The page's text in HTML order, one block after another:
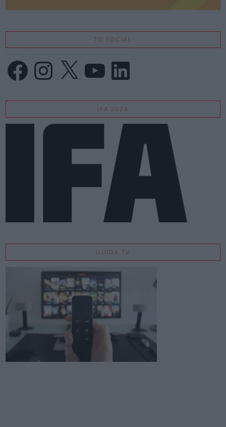
TG SOCIAL
FacebookInstagram
X YouTube LinkedIn
IFA 2026
GUIDA TV